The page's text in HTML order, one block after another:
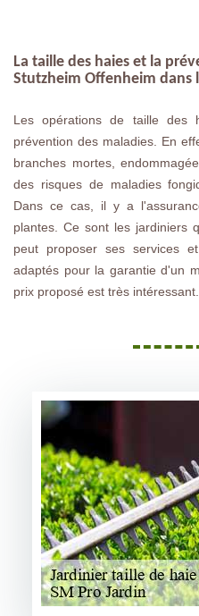
La taille des haies et la
Stutzheim Offenheim dans
Les opérations de taille des
prévention des maladies. En
branches mortes,
des risques de maladies
Dans ce cas, il y a
plantes. Ce sont les jardiniers
peut proposer ses services
adaptés pour la garantie d'un
prix proposé est très intéressant.